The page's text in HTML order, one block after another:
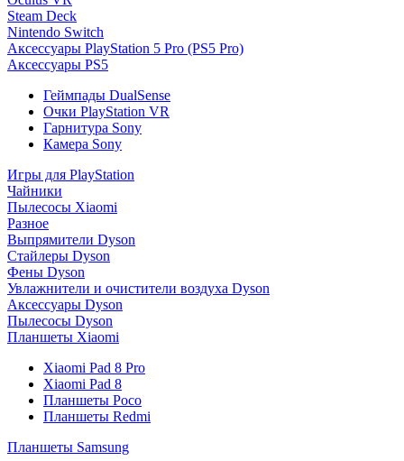
Steam Deck
Nintendo Switch
Аксессуары PlayStation 5 Pro (PS5 Pro)
Аксессуары PS5
Геймпады DualSense
Очки PlayStation VR
Гарнитура Sony
Камера Sony
Игры для PlayStation
Чайники
Пылесосы Xiaomi
Разное
Выпрямители Dyson
Стайлеры Dyson
Фены Dyson
Увлажнители и очистители воздуха Dyson
Аксессуары Dyson
Пылесосы Dyson
Планшеты Xiaomi
Xiaomi Pad 8 Pro
Xiaomi Pad 8
Планшеты Poco
Планшеты Redmi
Планшеты Samsung